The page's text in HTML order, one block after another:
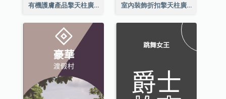
有機護膚產品擎天柱廣告 室內裝飾折扣擎天柱廣告